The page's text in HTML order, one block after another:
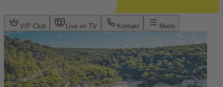
VIP Club Live im TV Kontakt Menü